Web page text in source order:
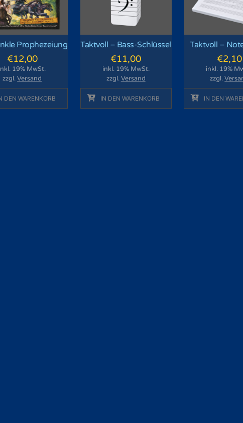
Prophezeiung
€12,00
19% MwSt.
zzgl.Versand
DEN WARENKORB
Taktvoll – Bass-Schlüssel
€11,00
inkl. 19% MwSt.
zzgl.Versand
IN DEN WARENKORB
Taktvoll –
€2,10
inkl. 19%
zzgl.
IN DEN